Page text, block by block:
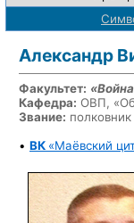
Александр
Факультет:
Кафедра: ОВП,
Звание: полковник
• ВК «Маёвский